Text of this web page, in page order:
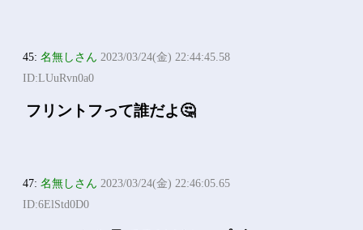
45:名無しさん 2023/03/24(金) 22:44:45.58
ID:LUuRvn0a0
フリントフって誰だよ🤔
47:名無しさん 2023/03/24(金) 22:46:05.65
ID:6ElStd0D0